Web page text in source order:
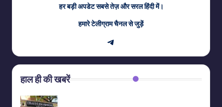
हर बड़ी अपडेट सबसे तेज़ और सरल हिंदी में।
हमारे टेलीग्राम चैनल से जुड़ें
Telegram
हाल ही की खबरें